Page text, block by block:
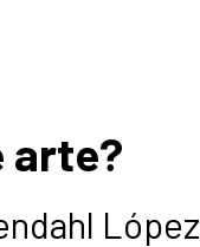
arte?
López